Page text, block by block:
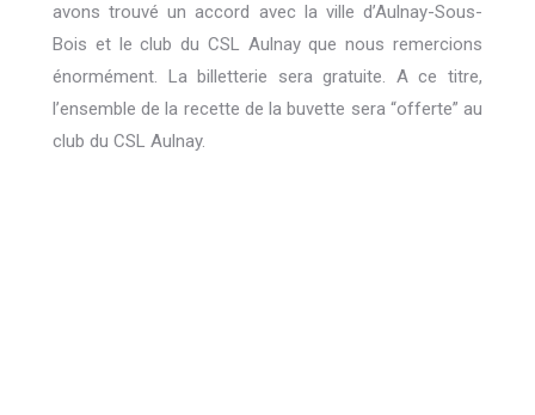
avons trouvé un accord avec la ville d’Aulnay-Sous-
Bois et le club du CSL Aulnay que nous remercions
énormément. La billetterie sera gratuite. A ce titre,
l’ensemble de la recette de la buvette sera “offerte” au
club du CSL Aulnay.